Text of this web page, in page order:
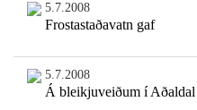
5.7.2008
Frostastaðavatn gaf
5.7.2008
Á bleikjuveiðum í Aðaldal